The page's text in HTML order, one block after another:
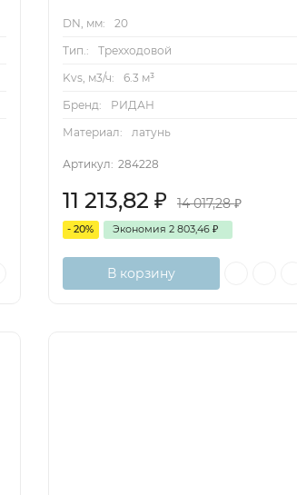
DN, мм:
20
Тип.:
Трехходовой
Kvs, м3/ч:
6.3 м³
Бренд:
РИДАН
Материал:
латунь
Артикул: 284228
11 213,82 ₽ 14 017,28₽
- 20% Экономия 2 803,46 ₽
В корзину